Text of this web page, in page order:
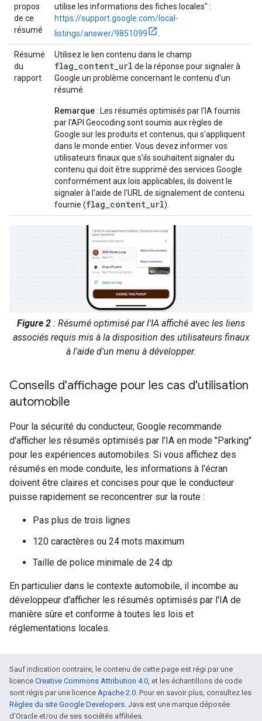
propos
de ce
résumé
utilise les informations des fiches locales" :
https://support.google.com/local-
listings/answer/9851099
Résumé
du
rapport
Utilisez le lien contenu dans le champ
flag_content_url de la réponse pour signaler à
Google un problème concernant le contenu d'un
résumé.
Remarque: Les résumés optimisés par l'IA fournis
par l'API Geocoding sont soumis aux règles de
Google sur les produits et contenus, qui s'appliquent
dans le monde entier. Vous devez informer vos
utilisateurs finaux que s'ils souhaitent signaler du
contenu qui doit être supprimé des services Google
conformément aux lois applicables, ils doivent le
signaler à l'aide de l'URL de signalement de contenu
fournie (flag_content_url).
Figure 2 : Résumé optimisé par l'IA affiché avec les liens
associés requis mis à la disposition des utilisateurs finaux
à l'aide d'un menu à développer.
Conseils d'affichage pour les cas d'utilisation
automobile
Pour la sécurité du conducteur, Google recommande
d'afficher les résumés optimisés par l'IA en mode "Parking"
pour les expériences automobiles. Si vous affichez des
résumés en mode conduite, les informations à l'écran
doivent être claires et concises pour que le conducteur
puisse rapidement se reconcentrer sur la route :
Pas plus de trois lignes
120 caractères ou 24 mots maximum
Taille de police minimale de 24 dp
En particulier dans le contexte automobile, il incombe au
développeur d'afficher les résumés optimisés par l'IA de
manière sûre et conforme à toutes les lois et
réglementations locales.
Sauf indication contraire, le contenu de cette page est régi par une
licence Creative Commons Attribution 4.0 , et les échantillons de code
sont régis par une licence Apache 2.0 . Pour en savoir plus, consultez les
Règles du site Google Developers . Java est une marque déposée
d'Oracle et/ou de ses sociétés affiliées.